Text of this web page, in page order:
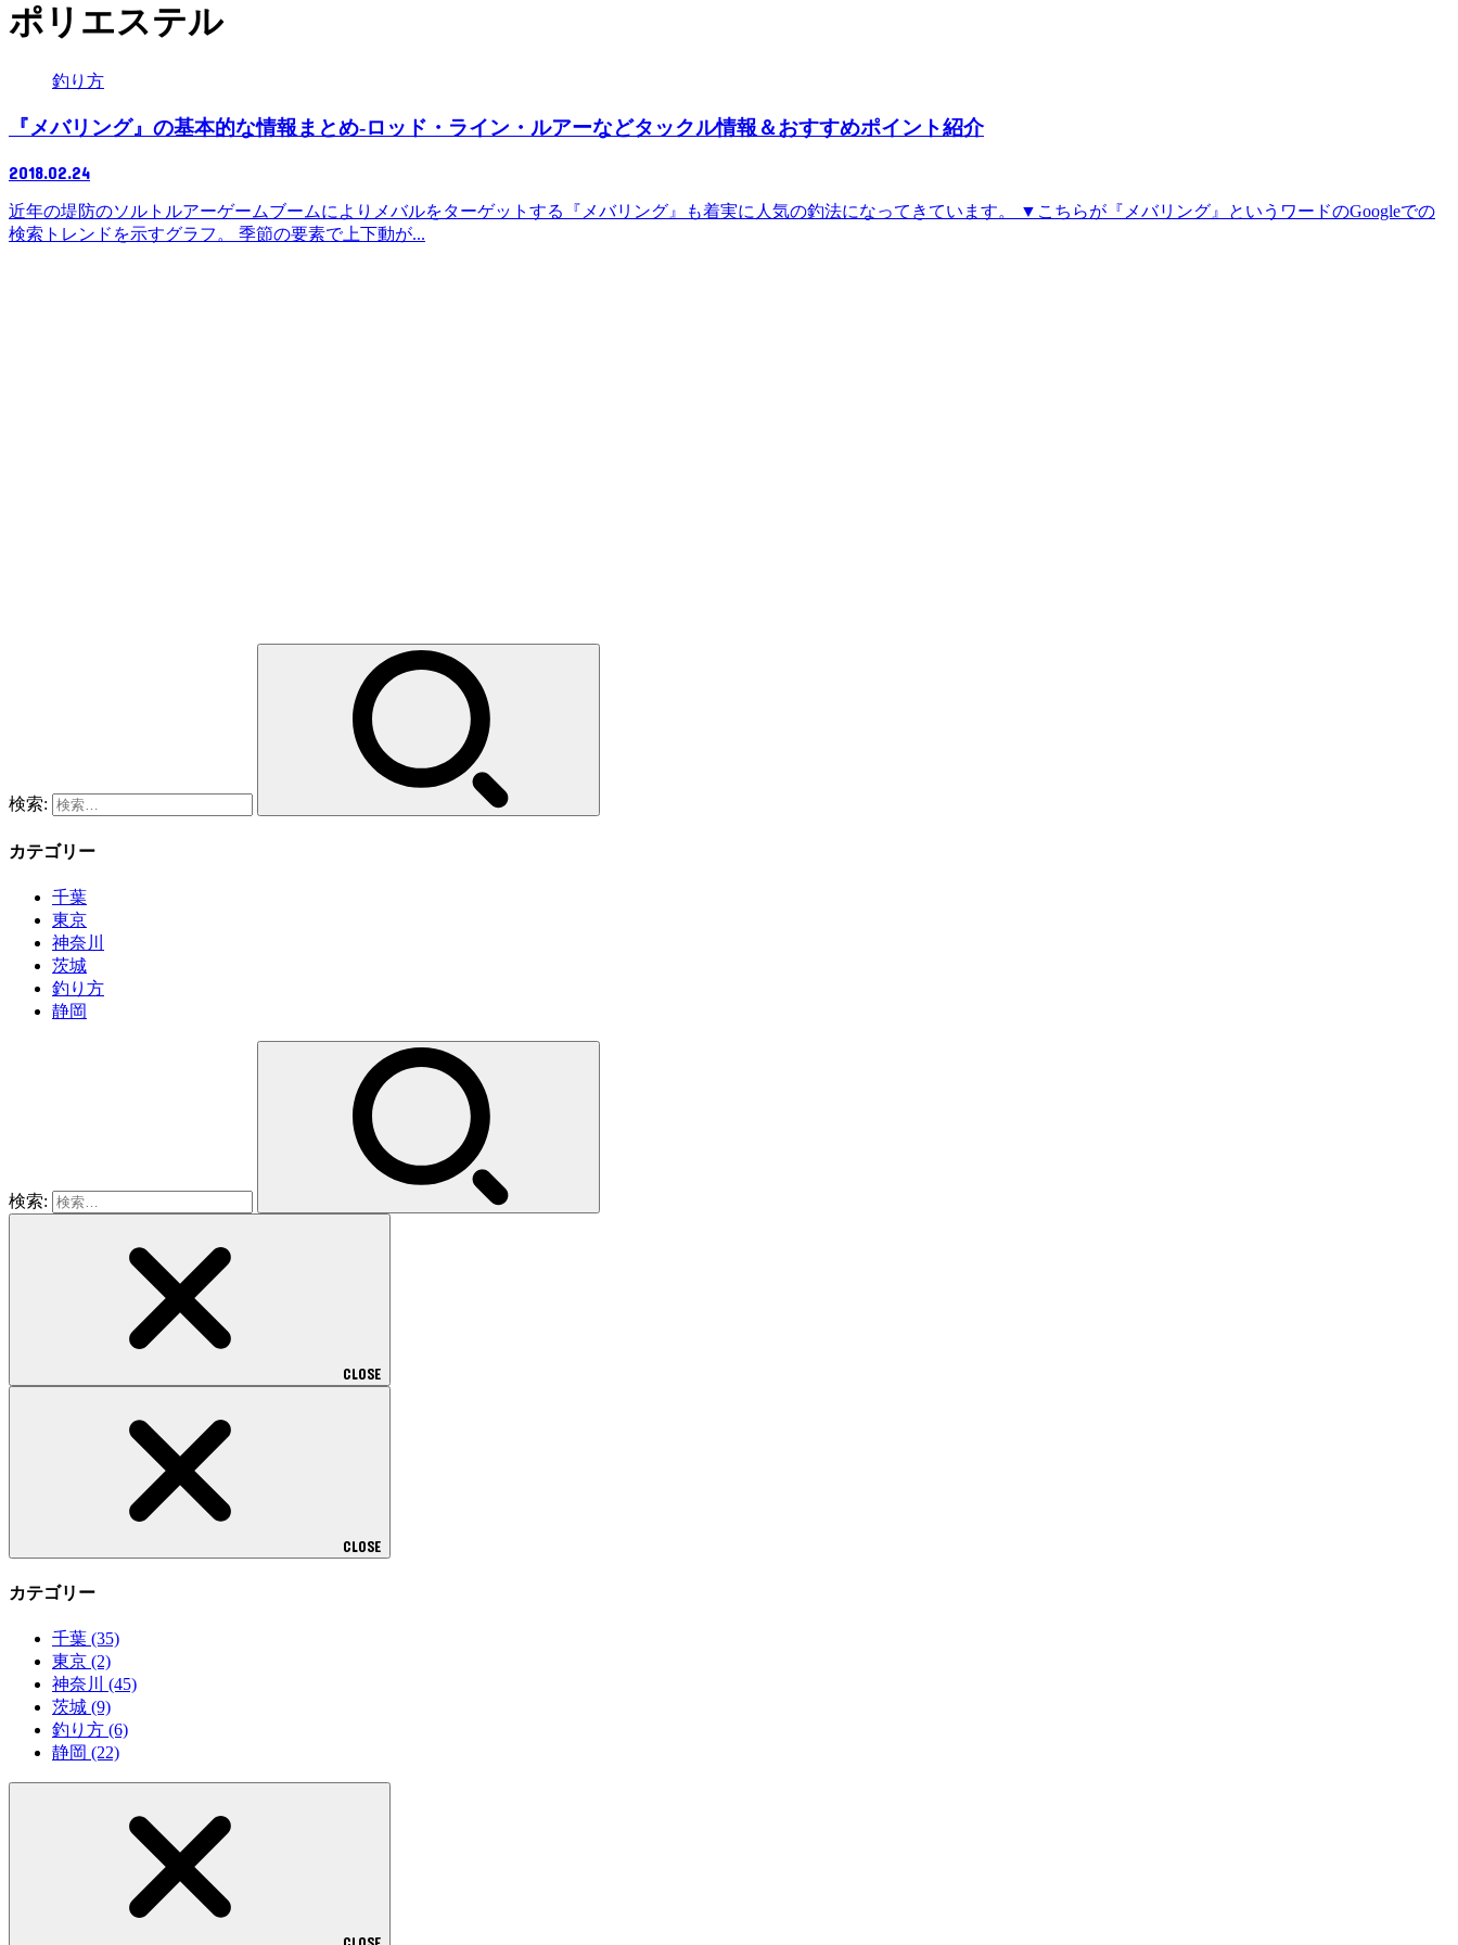
ポリエステル
釣り方
『メバリング』の基本的な情報まとめ-ロッド・ライン・ルアーなどタックル情報＆おすすめポイント紹介
2018.02.24
近年の堤防のソルトルアーゲームブームによりメバルをターゲットする『メバリング』も着実に人気の釣法になってきています。 ▼こちらが『メバリング』というワードのGoogleでの
検索トレンドを示すグラフ。 季節の要素で上下動が...
検索:
カテゴリー
千葉
東京
神奈川
茨城
釣り方
静岡
検索:
CLOSE
CLOSE
カテゴリー
千葉 (35)
東京 (2)
神奈川 (45)
茨城 (9)
釣り方 (6)
静岡 (22)